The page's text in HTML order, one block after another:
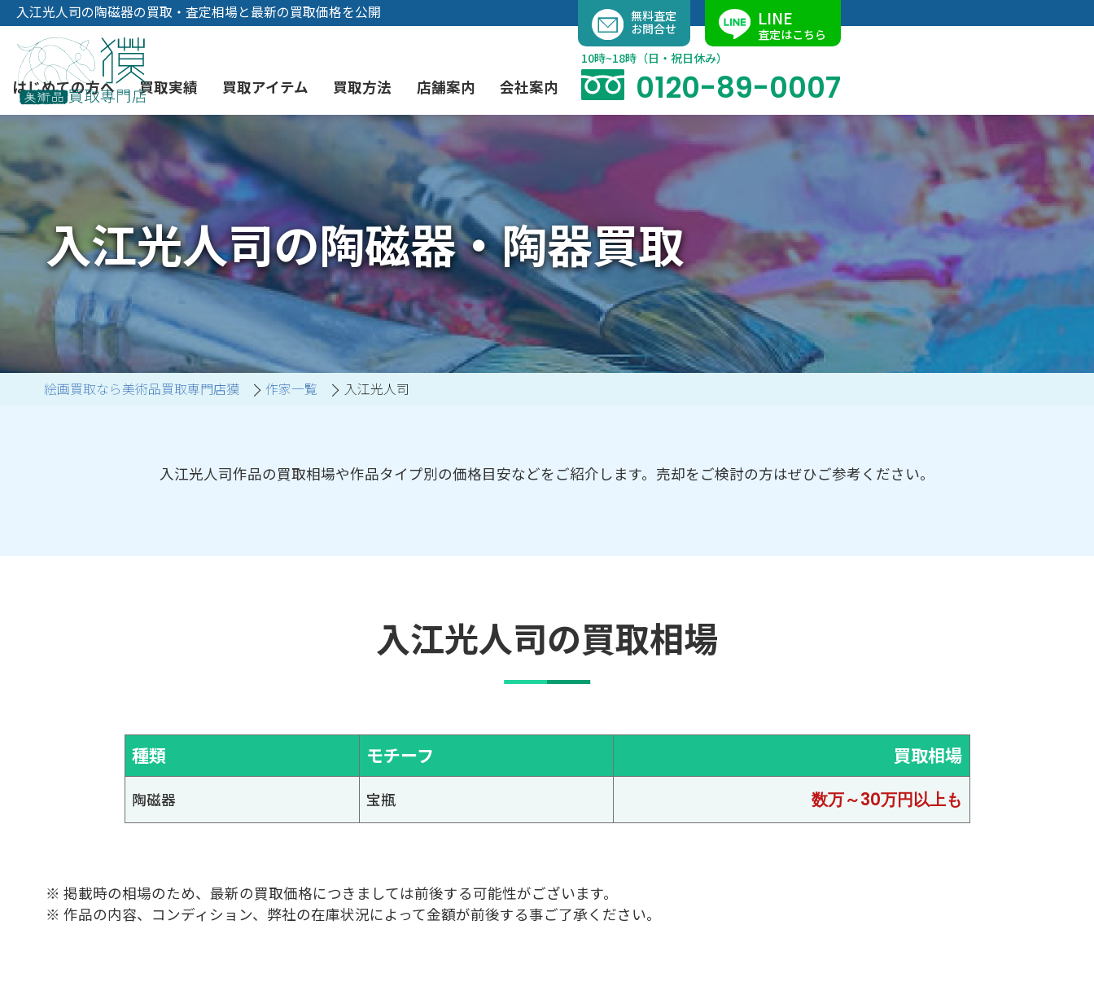
容
キ
ッ
プ
入江光人司の陶磁器の買取・査定相場と最新の買取価格を公開
はじめての方へ
初めての美術品売却 よくあるご質問
YOUTUBE instagram Facebook
買取実績 買取アイテム
絵画買取 現代アート買取
骨董品買取 茶道具買取 陶磁器・陶器買取
西洋アンティーク買取 彫刻・ブロンズ買取 美術品・古美術品買取
中国骨董品買取 工芸品買取 ジュエリー・ウォッチ買取
買取方法
3つの買取方法 出張買取（無料）
宅配・郵送買取 業者間オークション出品代行 催事買取
時価評価サービス
店舗案内
東京店 大阪店
会社案内
会社概要 当社の特徴
消費者志向自主宣言
無料査定
お問合せ
LINE
査定はこちら
10時~18時（日・祝日休み）
0120-89-0007
入江光人司の陶磁器・陶器買取
絵画買取なら美術品買取専門店獏 作家一覧 入江光人司
入江光人司作品の買取相場や作品タイプ別の価格目安などをご紹介します。売却をご検討の方はぜひご参考ください。
入江光人司の買取相場
種類 モチーフ 買取相場
陶磁器 宝瓶 数万～30万円以上も
※ 掲載時の相場のため、最新の買取価格につきましては前後する可能性がございます。
※ 作品の内容、コンディション、弊社の在庫状況によって金額が前後する事ご了承ください。